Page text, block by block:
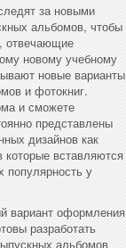
за новыми
альбомов, чтобы
отвечающие
новому учебному
новые варианты
и фотокниг.
и сможете
представлены
дизайнов как
вставляются
у
вариант оформления
разработать
альбомов